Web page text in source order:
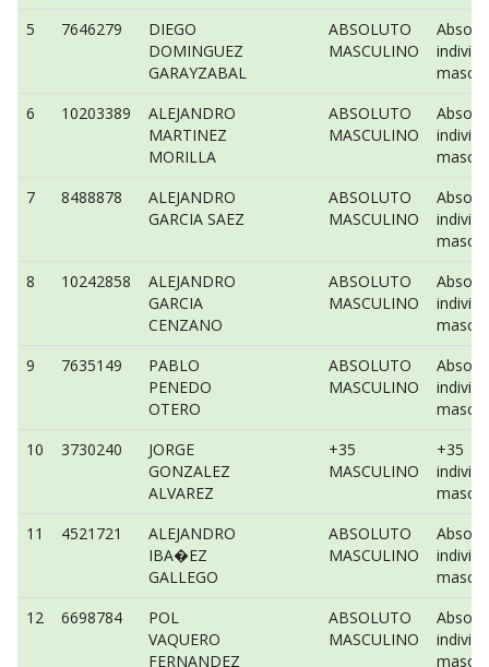
5
7646279
DIEGO
DOMINGUEZ
GARAYZABAL
ABSOLUTO
MASCULINO
6
10203389
ALEJANDRO
MARTINEZ
MORILLA
ABSOLUTO
MASCULINO
7
8488878
ALEJANDRO
GARCIA SAEZ
ABSOLUTO
MASCULINO
8
10242858
ALEJANDRO
GARCIA
CENZANO
ABSOLUTO
MASCULINO
9
7635149
PABLO
PENEDO
OTERO
ABSOLUTO
MASCULINO
10
3730240
JORGE
GONZALEZ
ALVAREZ
+35
MASCULINO
+35
11
4521721
ALEJANDRO
IBA�EZ
GALLEGO
ABSOLUTO
MASCULINO
12
6698784
POL
VAQUERO
FERNANDEZ
ABSOLUTO
MASCULINO